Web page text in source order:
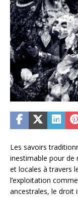
Les savoirs
inestimable pour
et locales à travers
l’exploitation
ancestrales, le droit